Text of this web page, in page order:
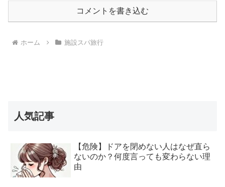
コメントを書き込む
ホーム 施設スパ旅行
人気記事
【危険】ドアを閉めない人はなぜ直ら
ないのか？何度言っても変わらない理
由